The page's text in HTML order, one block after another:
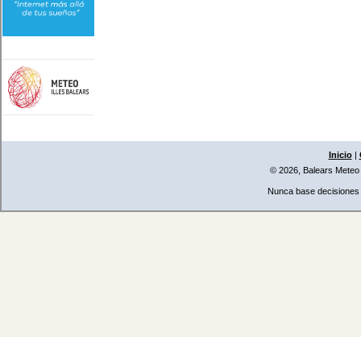
Inicio|
© 2026, Balears Meteo
Nunca base